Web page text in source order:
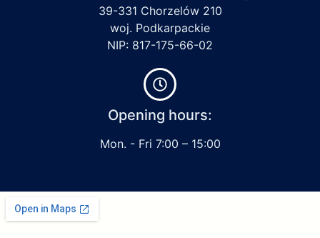
39-331 Chorzelów 210
woj. Podkarpackie
NIP: 817-175-66-02
Opening hours:
Mon. - Fri 7:00 – 15:00